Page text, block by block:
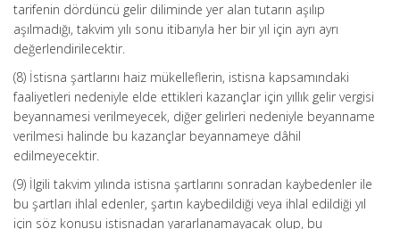
tarifenin dördüncü gelir diliminde yer alan tutarın aşılıp
aşılmadığı, takvim yılı sonu itibarıyla her bir yıl için ayrı ayrı
değerlendirilecektir.
(8) İstisna şartlarını haiz mükelleflerin, istisna kapsamındaki
faaliyetleri nedeniyle elde ettikleri kazançlar için yıllık gelir vergisi
beyannamesi verilmeyecek, diğer gelirleri nedeniyle beyanname
verilmesi halinde bu kazançlar beyannameye dâhil
edilmeyecektir.
(9) İlgili takvim yılında istisna şartlarını sonradan kaybedenler ile
bu şartları ihlal edenler, şartın kaybedildiği veya ihlal edildiği yıl
için söz konusu istisnadan yararlanamayacak olup, bu